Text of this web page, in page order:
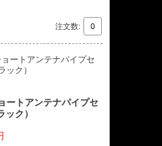
注文数:
トアンテナパイプセ
ク）